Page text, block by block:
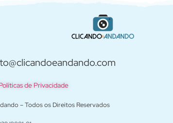
de Privacidade
– Todos os Direitos Reservados